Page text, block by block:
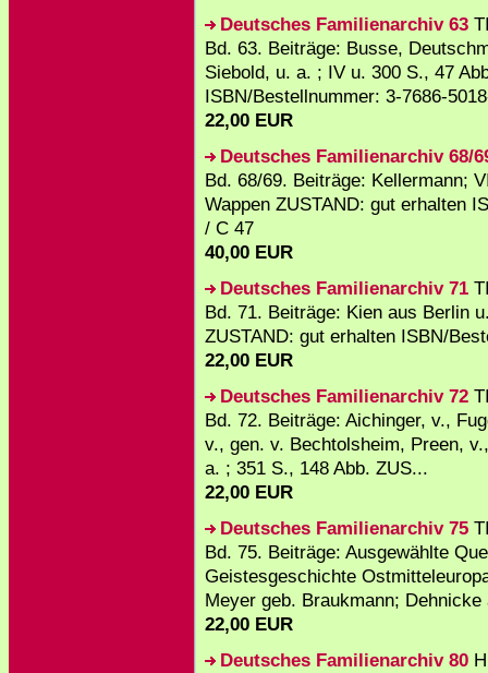
Deutsches Familienarchiv 63
Bd. 63. Beiträge: Busse,
Siebold, u. a. ; IV u. 300 S., 47
ISBN/Bestellnummer: 3-7686-
22,00 EUR
Deutsches Familienarchiv 68/
Bd. 68/69. Beiträge: Kellermann;
Wappen ZUSTAND: gut erhalten
/ C 47
40,00 EUR
Deutsches Familienarchiv 71
Bd. 71. Beiträge: Kien aus Berlin
ZUSTAND: gut erhalten ISBN/
22,00 EUR
Deutsches Familienarchiv 72
Bd. 72. Beiträge: Aichinger, v.,
v., gen. v. Bechtolsheim, Preen,
a. ; 351 S., 148 Abb. ZUS...
22,00 EUR
Deutsches Familienarchiv 75
Bd. 75. Beiträge: Ausgewählte
Geistesgeschichte
Meyer geb. Braukmann;
22,00 EUR
Deutsches Familienarchiv 80